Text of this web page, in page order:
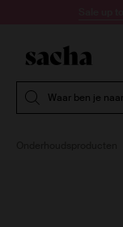
Waar ben je